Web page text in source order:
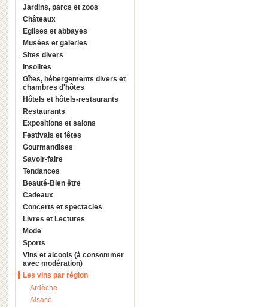
Jardins, parcs et zoos
Châteaux
Eglises et abbayes
Musées et galeries
Sites divers
Insolites
Gîtes, hébergements divers et
chambres d'hôtes
Hôtels et hôtels-restaurants
Restaurants
Expositions et salons
Festivals et fêtes
Gourmandises
Savoir-faire
Tendances
Beauté-Bien être
Cadeaux
Concerts et spectacles
Livres et Lectures
Mode
Sports
Vins et alcools (à consommer
avec modération)
Les vins par région
Ardèche
Alsace